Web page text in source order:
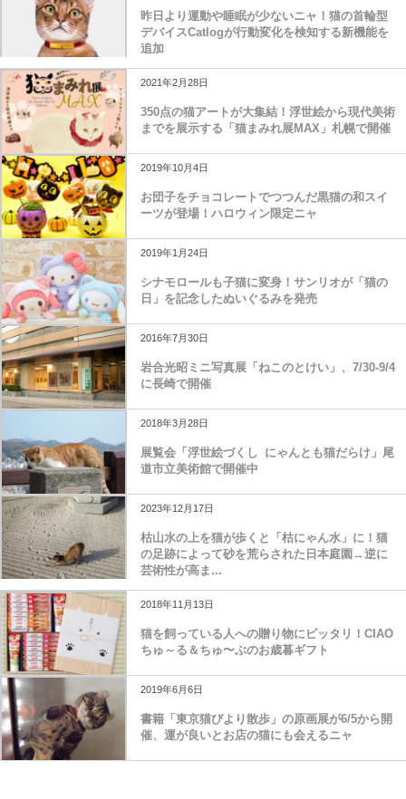
昨日より運動や睡眠が少ないニャ！猫の首輪型
デバイスCatlogが行動変化を検知する新機能を
追加
2021年2月28日
350点の猫アートが大集結！浮世絵から現代美術
までを展示する「猫まみれ展MAX」札幌で開催
2019年10月4日
お団子をチョコレートでつつんだ黒猫の和スイ
ーツが登場！ハロウィン限定ニャ
2019年1月24日
シナモロールも子猫に変身！サンリオが「猫の
日」を記念したぬいぐるみを発売
2016年7月30日
岩合光昭ミニ写真展「ねこのとけい」、7/30-9/4
に長崎で開催
2018年3月28日
展覧会「浮世絵づくし にゃんとも猫だらけ」尾
道市立美術館で開催中
2023年12月17日
枯山水の上を猫が歩くと「枯にゃん水」に！猫
の足跡によって砂を荒らされた日本庭園→逆に
芸術性が高ま...
2018年11月13日
猫を飼っている人への贈り物にピッタリ！CIAO
ちゅ～る＆ちゅ〜ぶのお歳暮ギフト
2019年6月6日
書籍「東京猫びより散歩」の原画展が6/5から開
催、運が良いとお店の猫にも会えるニャ